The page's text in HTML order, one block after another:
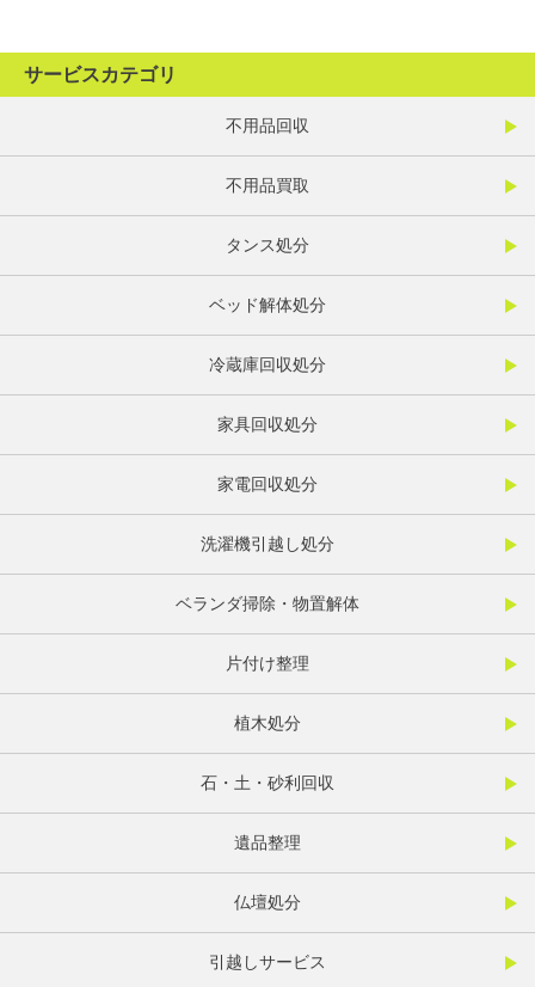
サービスカテゴリ
不用品回収
不用品買取
タンス処分
ベッド解体処分
冷蔵庫回収処分
家具回収処分
家電回収処分
洗濯機引越し処分
ベランダ掃除・物置解体
片付け整理
植木処分
石・土・砂利回収
遺品整理
仏壇処分
引越しサービス